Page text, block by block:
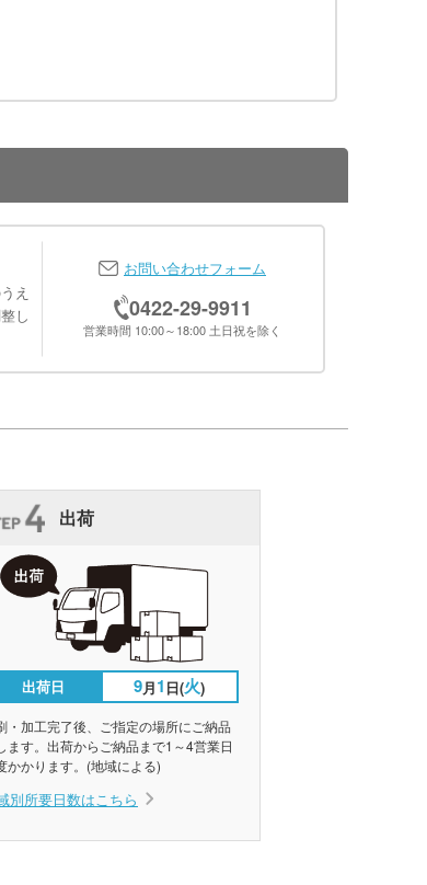
え
し
お問い合わせフォーム
0422-29-9911
営業時間 10:00～18:00 土日祝を除く
出荷
出荷日 9月1 日(火)
・加工完了後、ご指定の場所にご納品
ます。出荷からご納品まで1～4営業日
かかります。(地域による)
別所要日数はこちら